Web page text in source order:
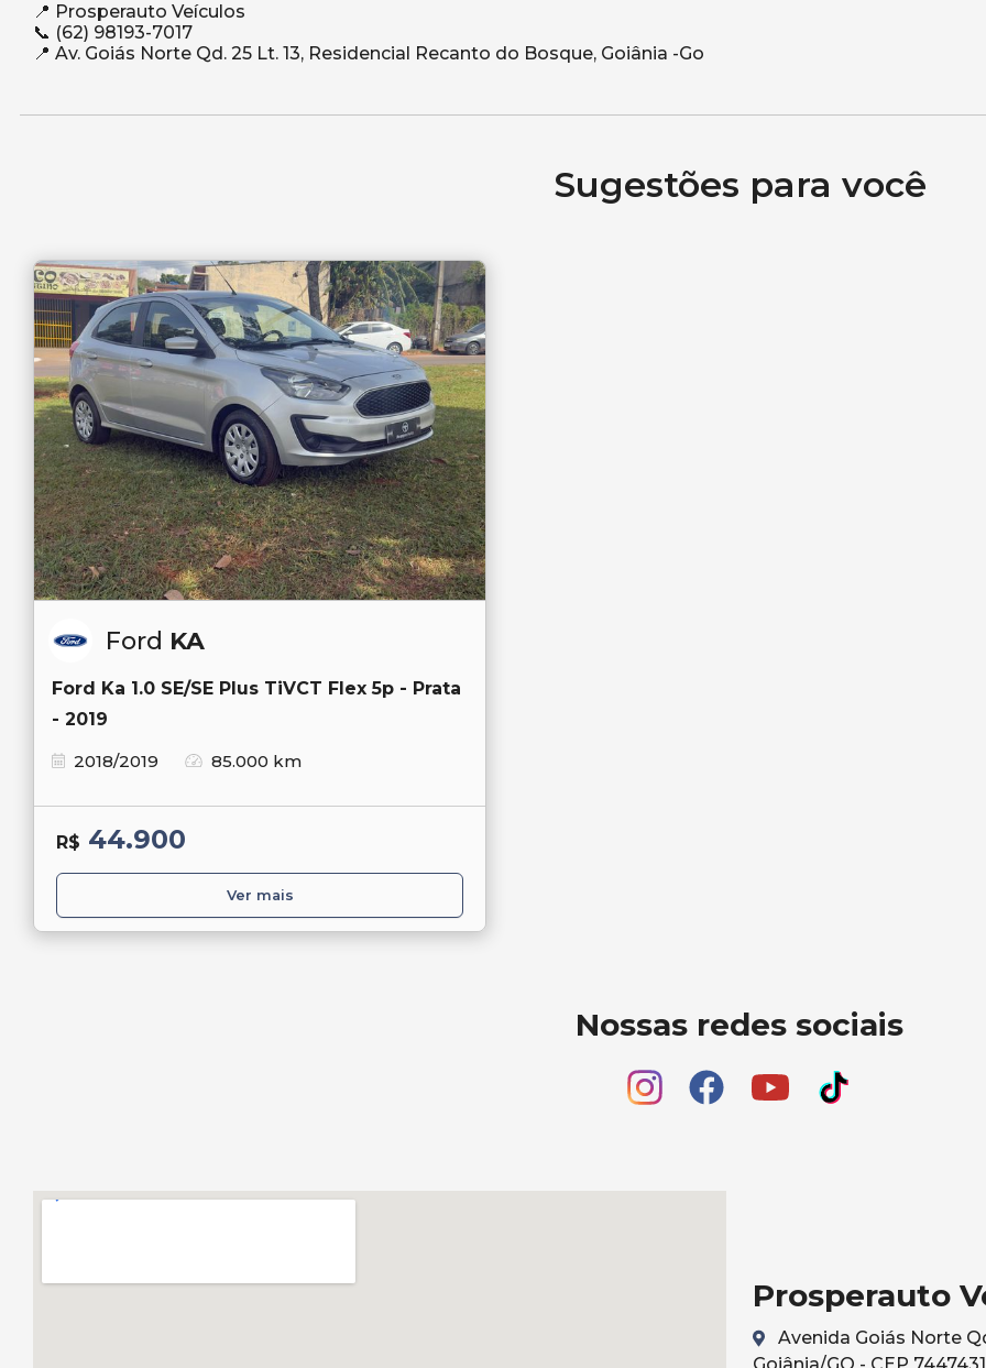
📍 Prosperauto Veículos
📞 (62) 98193-7017
Sugestões para você
Ford KA
Ford Ka 1.0 SE/SE Plus TiVCT Flex 5p - Prata
- 2019
2018/2019
85.000 km
R$ 44.900
Ver mais
Nossas redes sociais
Prosperauto
Avenida Goiás Norte
Goiânia/GO - CEP